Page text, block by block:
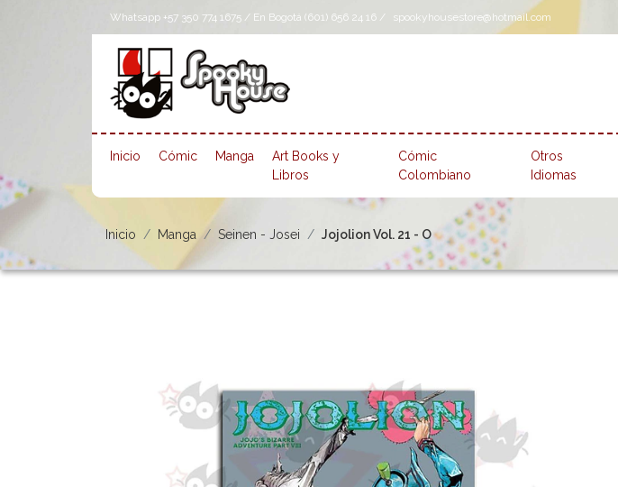
Whatsapp +57 350 774 1675 / En Bogotá (601) 656 24 16 / spookyhousestore@hotmail.com
Inicio Cómic Manga
Art Books y
Libros
Cómic
Colombiano
Otros
Idiomas
Inicio Manga Seinen - Josei Jojolion Vol. 21 - O